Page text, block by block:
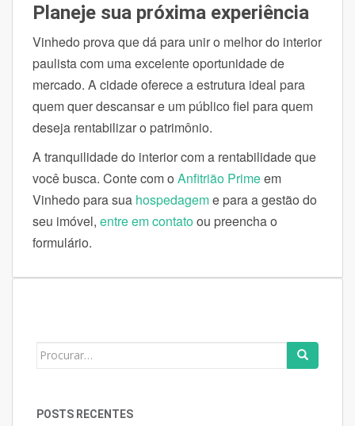
Planeje sua próxima experiência
Vinhedo prova que dá para unir o melhor do interior
paulista com uma excelente oportunidade de
mercado. A cidade oferece a estrutura ideal para
quem quer descansar e um público fiel para quem
deseja rentabilizar o patrimônio.
A tranquilidade do interior com a rentabilidade que
você busca. Conte com o Anfitrião Primeem
Vinhedo para sua hospedageme para a gestão do
seu imóvel, entre em contatoou preencha o
formulário.
Search
POSTS RECENTES